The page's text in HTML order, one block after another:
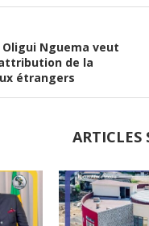
Nguema veut
de la
étrangers
ARTICLES